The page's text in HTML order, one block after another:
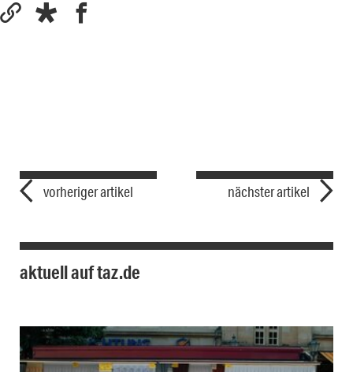
vorheriger artikel nächster artikel
aktuell auf taz.de